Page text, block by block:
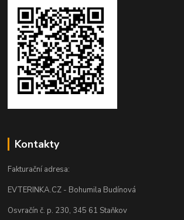
Kontakty
Fakturační adresa:
EVTERINKA.CZ - Bohumila Budínová
Osvračín č. p. 230, 345 61 Staňkov